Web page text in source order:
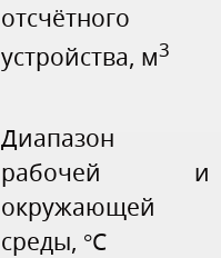
отсчётного
устройства, м3
Диапазон
рабочей и
окружающей
среды, °С